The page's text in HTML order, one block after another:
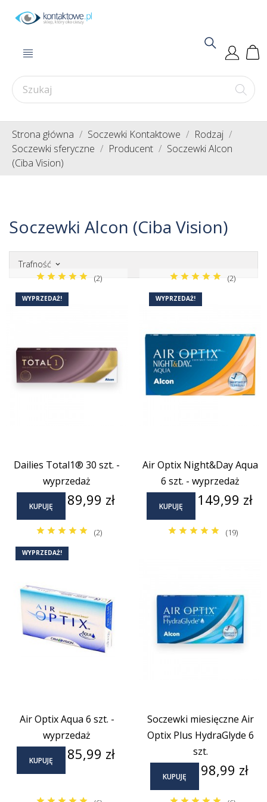
Strona główna Soczewki Kontaktowe
Rodzaj
Soczewki sferyczne
Producent
Soczewki Alcon
(Ciba Vision)
Soczewki Alcon (Ciba Vision)
Trafność keyboard_arrow_down
(2)
Dailies Total1® 30 szt. -
wyprzedaż
KUPUJĘ Cena
89,99 zł
WYPRZEDAŻ!
(2)
Air Optix Night&Day Aqua
6 szt. - wyprzedaż
KUPUJĘ Cena
149,99 zł
WYPRZEDAŻ!
(2)
Air Optix Aqua 6 szt. -
wyprzedaż
KUPUJĘ Cena
85,99 zł
WYPRZEDAŻ!
(19)
Soczewki miesięczne Air
Optix Plus HydraGlyde 6
szt.
KUPUJĘ Cena
98,99 zł